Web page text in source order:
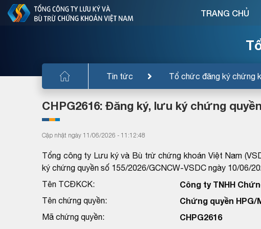
Tin tức Tổ chức đăng ký chứng
TRANG CHỦ
CHPG2616: Đăng ký, lưu ký chứng quyền
Cập nhật ngày 11/06/2026 - 11:12:48
Tổng công ty Lưu ký và Bù trừ chứng khoán Việt Nam
ký chứng quyền số 155/2026/GCNCW-VSDC ngày 10/06/
Tên TCĐKCK:
Công ty TNHH
Tên chứng quyền: Chứng quyền HPG/
Mã chứng quyền: CHPG2616